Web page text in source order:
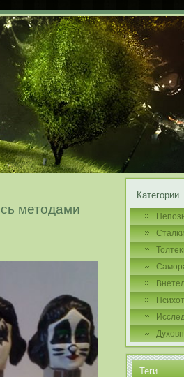
методами
Категории
Теги